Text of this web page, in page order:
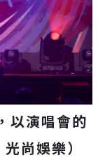
以演唱會的
尚娛樂）